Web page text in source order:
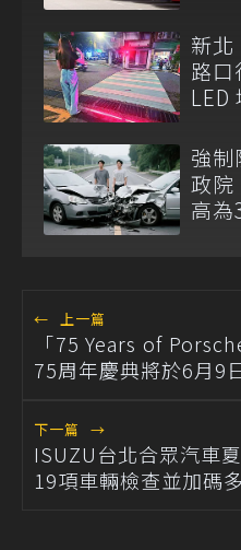
新北
路
LED
強制
政院
高為
← 上一篇
「75 Years of
75周年慶典將於6月9
下一篇 →
ISUZU台北合眾汽車
19項車輛檢查並加碼